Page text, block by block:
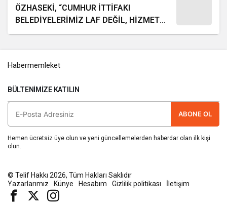
ÖZHASEKİ, “CUMHUR İTTİFAKI
BELEDİYELERİMİZ LAF DEĞİL, HİZMET
ÜRETİYOR”
Habermemleket
BÜLTENIMIZE KATILIN
ABONE OL
Hemen ücretsiz üye olun ve yeni güncellemelerden haberdar olan ilk kişi
olun.
© Telif Hakkı 2026, Tüm Hakları Saklıdır
Yazarlarımız
Künye Hesabım Gizlilik politikası İletişim